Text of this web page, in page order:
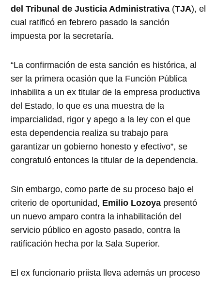
del Tribunal de Justicia Administrativa (TJA), el
cual ratificó en febrero pasado la sanción
impuesta por la secretaría.
“La confirmación de esta sanción es histórica, al
ser la primera ocasión que la Función Pública
inhabilita a un ex titular de la empresa productiva
del Estado, lo que es una muestra de la
imparcialidad, rigor y apego a la ley con el que
esta dependencia realiza su trabajo para
garantizar un gobierno honesto y efectivo”, se
congratuló entonces la titular de la dependencia.
Sin embargo, como parte de su proceso bajo el
criterio de oportunidad, Emilio Lozoya presentó
un nuevo amparo contra la inhabilitación del
servicio público en agosto pasado, contra la
ratificación hecha por la Sala Superior.
El ex funcionario priista lleva además un proceso